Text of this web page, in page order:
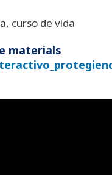
curso de vida
materials